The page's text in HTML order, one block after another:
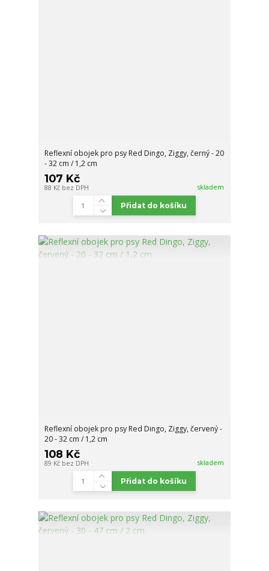
Reflexní obojek pro psy Red Dingo, Ziggy, černý - 20
- 32 cm / 1,2 cm
107 Kč
88 Kč bez DPH skladem
Přidat do košíku
Reflexní obojek pro psy Red Dingo, Ziggy, červený -
20 - 32 cm / 1,2 cm
108 Kč
89 Kč bez DPH skladem
Přidat do košíku